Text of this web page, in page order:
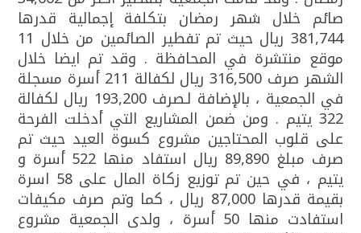
صائم خلال شهر رمضان بتكلفة إجمالية قدرها
381,744 ريال حيث تم تفطير الصائمين من خلال 11
موقع منتشرة في المحافظة . وقد تم ايضا خلال
الشهر صرف 316,500 ريال لكفالة 211 أسرة مسجلة
في الجمعية ، بالإضافة لـصرف 193,200 ريال لكفالة
322 يتيم . ومن ضمن المشاريع التي أدخلت الفرحة
على قلوب المحتاجين مشروع كسوة العيد حيث تم
صرف مبلغ 89,890 ريال استفاد منها 522 أسرة و
يتيم ، في حين تم توزيع زكاة المال على 58 اسرة
بقيمة قدرها 87,000 ريال ، كما وتم صرف مكيفات
استفادت منها 50 أسرة ، ولدى الجمعية مشروع